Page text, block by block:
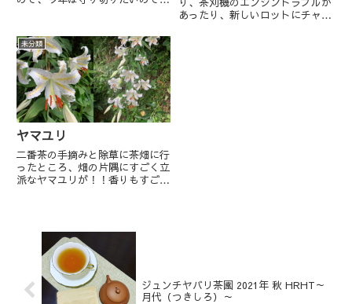
たが、茶に適するpH にすべく硫
黄を撒いたためかソルゴーが育ち
ませんでした。かわりに奥の手...
あったり、新しいロットにチャレ
未分類
ヤマユリ
二番茶の手摘みと除草に茶畑に行
ったところ、畑の片隅にすごく立
派なヤマユリが！！香りもすご
ジュンチヤバリ茶園 2021年 秋 HRHT～
月代（つきしろ）～